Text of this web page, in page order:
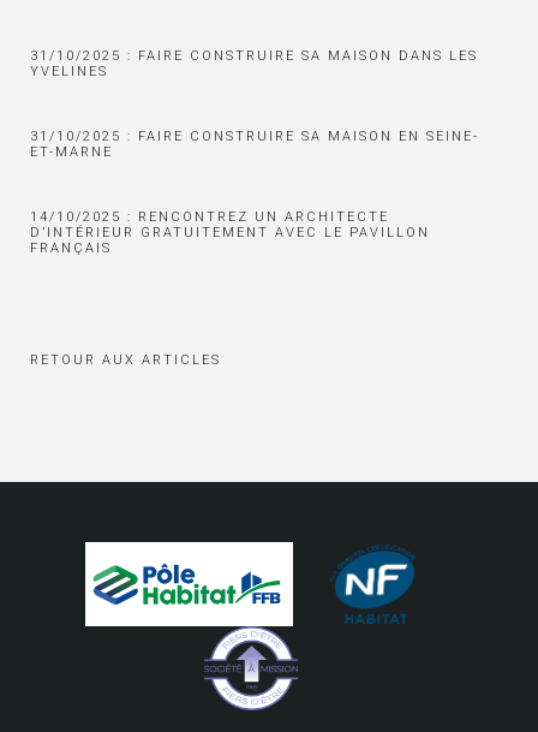
31/10/2025 : FAIRE CONSTRUIRE SA MAISON DANS LES
YVELINES
31/10/2025 : FAIRE CONSTRUIRE SA MAISON EN SEINE-
ET-MARNE
14/10/2025 : RENCONTREZ UN ARCHITECTE
D’INTÉRIEUR GRATUITEMENT AVEC LE PAVILLON
FRANÇAIS
RETOUR AUX ARTICLES